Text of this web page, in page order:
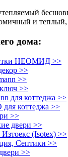
и теплый,
дома:
НЕОМИД >>
>>
>>
>>
для коттеджа >>
коттеджа >>
>>
двери >>
(Isotex) >>
Септики >>
>>